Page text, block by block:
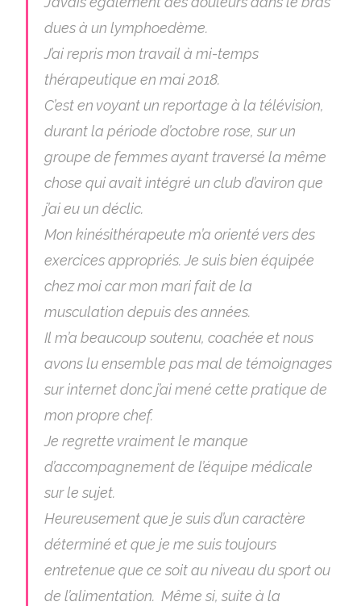
dues à un lymphoedème.
J’ai repris mon travail à mi-temps
thérapeutique en mai 2018.
C’est en voyant un reportage à la télévision,
durant la période d’octobre rose, sur un
groupe de femmes ayant traversé la même
chose qui avait intégré un club d’aviron que
j’ai eu un déclic.
Mon kinésithérapeute m’a orienté vers des
exercices appropriés. Je suis bien équipée
chez moi car mon mari fait de la
musculation depuis des années.
Il m’a beaucoup soutenu, coachée et nous
avons lu ensemble pas mal de témoignages
sur internet donc j’ai mené cette pratique de
mon propre chef.
Je regrette vraiment le manque
d’accompagnement de l’équipe médicale
sur le sujet.
Heureusement que je suis d’un caractère
déterminé et que je me suis toujours
entretenue que ce soit au niveau du sport ou
de l’alimentation. Même si, suite à la